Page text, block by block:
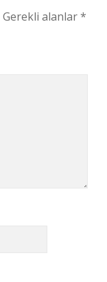
Gerekli alanlar*